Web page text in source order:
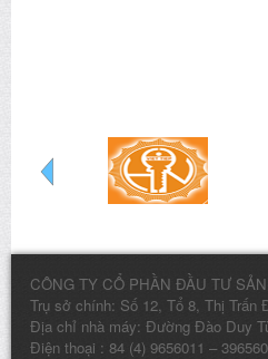
CÔNG TY CỔ PHẦN ĐẦU TƯ
Trụ sở chính: Số 12, Tổ 8, Thị
Địa chỉ nhà máy: Đường Đào Duy
Điện thoại : 84 (4) 9656011 –